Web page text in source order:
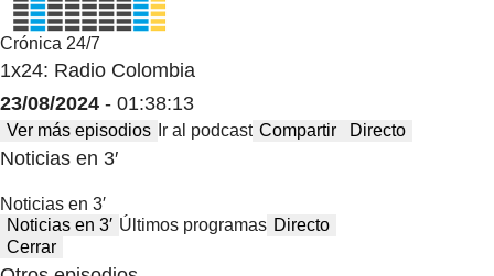
Crónica 24/7
1x24: Radio Colombia
23/08/2024 - 01:38:13
Ver más episodios Ir al podcast Compartir Directo
Noticias en 3′
Noticias en 3′
Noticias en 3′ Últimos programas Directo
Cerrar